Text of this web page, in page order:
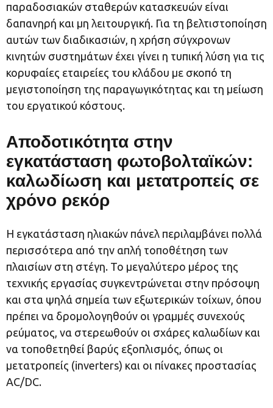
παραδοσιακών σταθερών κατασκευών είναι
δαπανηρή και μη λειτουργική. Για τη βελτιστοποίηση
αυτών των διαδικασιών, η χρήση σύγχρονων
κινητών συστημάτων έχει γίνει η τυπική λύση για τις
κορυφαίες εταιρείες του κλάδου με σκοπό τη
μεγιστοποίηση της παραγωγικότητας και τη μείωση
του εργατικού κόστους.
Αποδοτικότητα στην
εγκατάσταση φωτοβολταϊκών:
καλωδίωση και μετατροπείς σε
χρόνο ρεκόρ
Η εγκατάσταση ηλιακών πάνελ περιλαμβάνει πολλά
περισσότερα από την απλή τοποθέτηση των
πλαισίων στη στέγη. Το μεγαλύτερο μέρος της
τεχνικής εργασίας συγκεντρώνεται στην πρόσοψη
και στα ψηλά σημεία των εξωτερικών τοίχων, όπου
πρέπει να δρομολογηθούν οι γραμμές συνεχούς
ρεύματος, να στερεωθούν οι σχάρες καλωδίων και
να τοποθετηθεί βαρύς εξοπλισμός, όπως οι
μετατροπείς (inverters) και οι πίνακες προστασίας
AC/DC.